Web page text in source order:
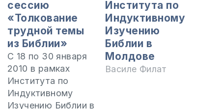
сессию
«Толкование
трудной темы
из Библии»
С 18 по 30 января
2010 в рамках
Института по
Индуктивному
Изучению Библии в
Института по
Индуктивному
Изучению
Библии в
Молдове
Василе Филат